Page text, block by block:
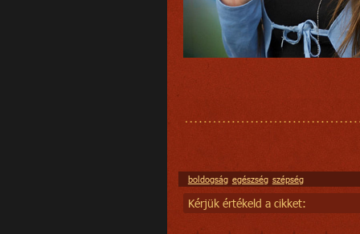
boldogság egészség szépség
Kérjük értékeld a cikket: